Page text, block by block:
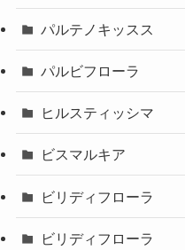
パルテノキッスス
パルビフローラ
ヒルスティッシマ
ビスマルキア
ビリディフローラ
ビリディフローラ